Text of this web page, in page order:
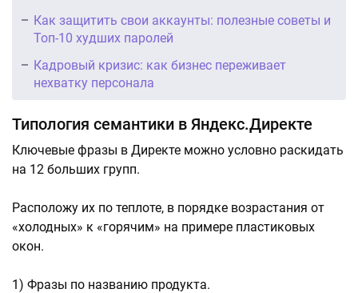
Как защитить свои аккаунты: полезные советы и
Топ-10 худших паролей
Кадровый кризис: как бизнес переживает
нехватку персонала
Типология семантики в Яндекс.Директе
Ключевые фразы в Директе можно условно раскидать
на 12 больших групп.
Расположу их по теплоте, в порядке возрастания от
«холодных» к «горячим» на примере пластиковых
окон.
1) Фразы по названию продукта.